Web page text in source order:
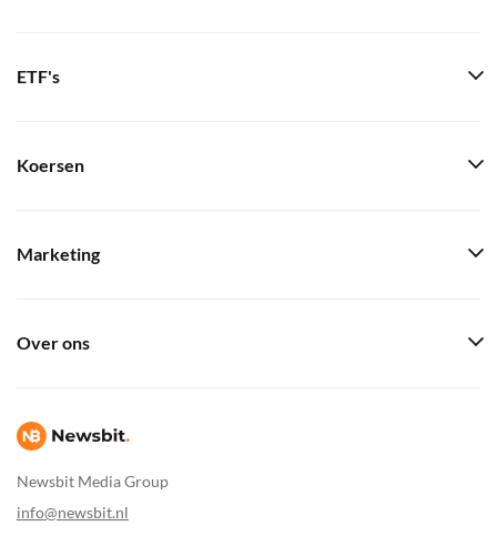
Newsbit Media Group
info@newsbit.nl
ETF's
Koersen
Marketing
Over ons